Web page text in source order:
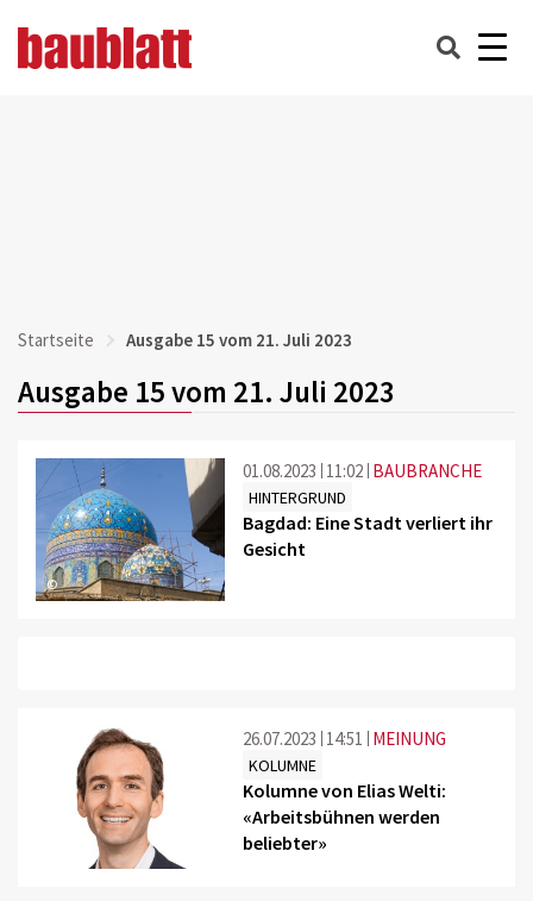
Startseite Ausgabe 15 vom 21. Juli 2023
Ausgabe 15 vom 21. Juli 2023
©
01.08.2023 11:02 BAUBRANCHE
HINTERGRUND
Bagdad: Eine Stadt verliert ihr
Gesicht
26.07.2023 14:51 MEINUNG
KOLUMNE
Kolumne von Elias Welti:
«Arbeitsbühnen werden
beliebter»